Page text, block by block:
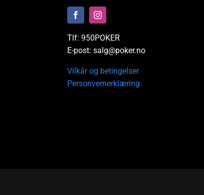
Tlf: 950POKER
E-post: salg@poker.no
Vilkår og betingelser
Personvernerklæring